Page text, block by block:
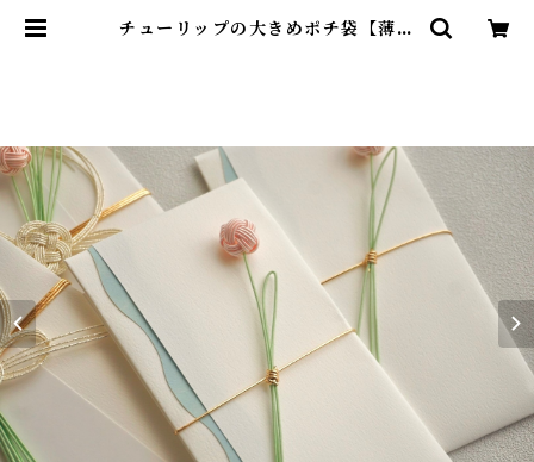
チューリップの大きめポチ袋【薄桜